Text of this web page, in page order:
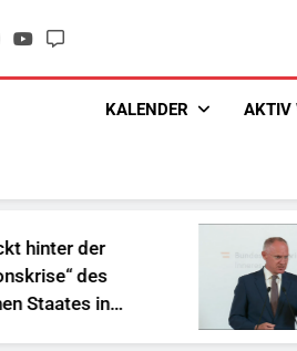
KALENDER AKTIV
und
Reichen